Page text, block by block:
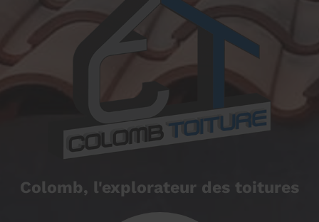
Colomb, l'explorateur des toitures